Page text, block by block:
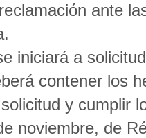
ante
iniciará a
contener los
y cumplir
noviembre, de